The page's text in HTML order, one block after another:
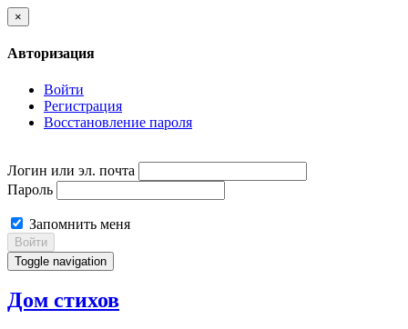
×
Авторизация
Войти
Регистрация
Восстановление пароля
Логин или эл. почта
Пароль
Запомнить меня
Войти
Toggle navigation
Дом стихов